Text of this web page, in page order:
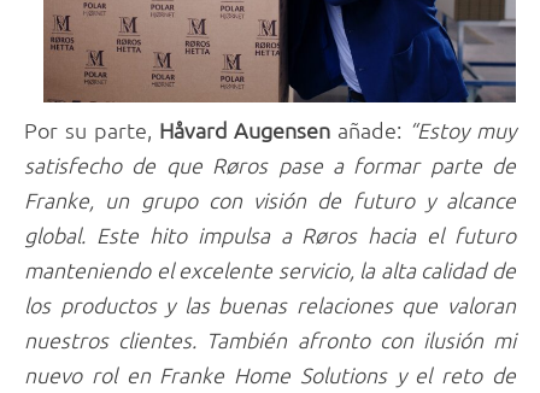
Por su parte, Håvard Augensen añade: “Estoy muy
satisfecho de que Røros pase a formar parte de
Franke, un grupo con visión de futuro y alcance
global. Este hito impulsa a Røros hacia el futuro
manteniendo el excelente servicio, la alta calidad de
los productos y las buenas relaciones que valoran
nuestros clientes. También afronto con ilusión mi
nuevo rol en Franke Home Solutions y el reto de